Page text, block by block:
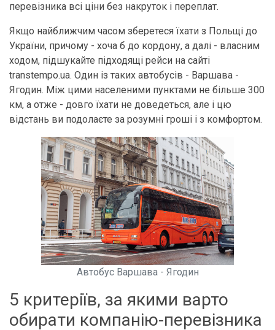
перевізника всі ціни без накруток і переплат.
Якщо найближчим часом зберетеся їхати з Польщі до
України, причому - хоча б до кордону, а далі - власним
ходом, підшукайте підходящі рейси на сайті
transtempo.ua. Один із таких автобусів - Варшава -
Ягодин. Між цими населеними пунктами не більше 300
км, а отже - довго їхати не доведеться, але і цю
відстань ви подолаєте за розумні гроші і з комфортом.
Автобус Варшава - Ягодин
5 критеріїв, за якими варто
обирати компанію-перевізника